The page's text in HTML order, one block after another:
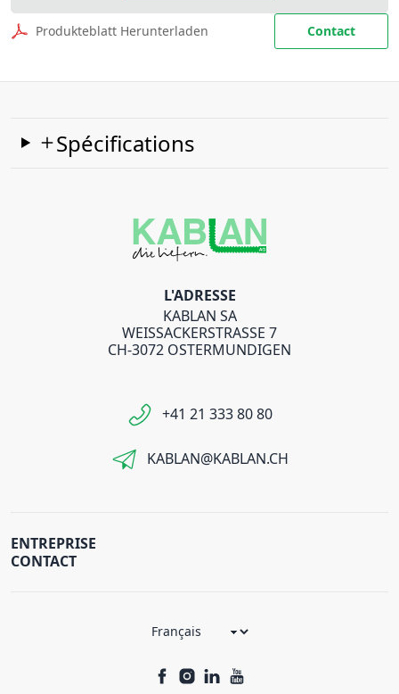
Produkteblatt Herunterladen Contact
Spécifications
L'ADRESSE
KABLAN SA
WEISSACKERSTRASSE 7
CH-3072 OSTERMUNDIGEN
+41 21 333 80 80
KABLAN@KABLAN.CH
ENTREPRISE
CONTACT